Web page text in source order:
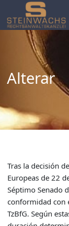
Alterar
Tras la decisión del Tribunal de Justicia de las Comunidades Europeas de 22 de noviembre de 2005 [Mangold] el Séptimo Senado decidió limitar el contrato de trabajo de conformidad con el artículo 14, párrafo. 3 Oraciones 1 y 4 TzBfG. Según estas disposiciones, el contrato de trabajo de duración determinada no requiere una causa objetiva si el empleado ha cumplido 52 años cuando se inicia la relación laboral de duración determinada. En su decisión del 22 de noviembre de 2005, el Tribunal de Justicia de las Comunidades Europeas consideró la incompatibilidad del artículo 14 párr. 3 Frase 4 TzBfG establecida por el Derecho comunitario. Según el dictamen del Tribunal de Justicia de las Comunidades Europeas, la regulación prevista en el artículo 14 párr. 3 Sentencia 4 TzBfG que los empresarios establezcan contratos de duración determinada sin ningún motivo objetivo representa una desigualdad de trato basada directamente en la edad. Es cierto que el objetivo perseguido por la disposición de promover la integración profesional de los trabajadores de edad desempleados debe considerarse en principio como una justificación objetiva y adecuada de un trato desigual basado en la edad. Sin embargo, el amplio margen de apreciación de que disponen los Estados miembros a la hora de elegir las medidas necesarias para alcanzar sus objetivos en el ámbito de la política laboral y social se excede si la normativa nacional prevé la edad del trabajador en cuestión como único criterio para la limitación de el contrato de trabajo, a menos que se demuestre que es necesario fijar un límite de edad para la integración profesional de los trabajadores desempleados de edad avanzada, con independencia de la estructura del respectivo mercado laboral y de la situación personal del interesado. Con su contenido lo dispuesto en el § 14 párr. 3 Frase 4 TzBfG más allá de lo adecuado y necesario para alcanzar el objetivo perseguido. Por lo tanto, no puede utilizarse en virtud del artículo 6, párr. 1 de la Directiva 2000/78/CE puede estar justificado. El hecho de que el plazo de aplicación de la Directiva aún no haya expirado no impide considerar una desigualdad de trato injustificada. En primer lugar, es poco probable que los Estados miembros cuestionen seriamente la consecución del objetivo de la directiva a través de su legislación durante el período de transposición de una directiva. En segundo lugar, el principio de igualdad de trato en el empleo y la ocupación no sólo está arraigado en la Directiva 2000/78/CE. La prohibición de discriminación por motivos de edad debe considerarse un principio general del Derecho comunitario. Por tanto, corresponde al órgano jurisdiccional nacional ante el que se encuentra pendiente un litigio relativo a la prohibición de discriminación por razón de la edad garantizar, dentro de los límites de su competencia, la protección jurídica que el individuo obtiene del Derecho comunitario,